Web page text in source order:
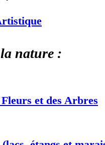
nature :
et des Arbres